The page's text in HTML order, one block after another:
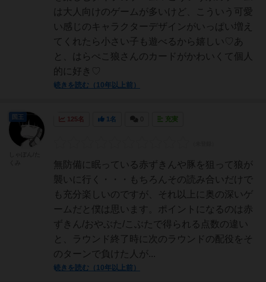
は大人向けのゲームが多いけど、こういう可愛
い感じのキャラクターデザインがいっぱい増え
てくれたら小さい子も遊べるから嬉しい♡あ
と、はらぺこ狼さんのカードがかわいくて個人
的に好き♡
続きを読む（10年以上前）
125名 1名 充実
無防備に眠っている赤ずきんや豚を狙って狼が
襲いに行く・・・もちろんその読み合いだけで
も充分楽しいのですが、それ以上に奥の深いゲ
ームだと僕は思います。ポイントになるのは赤
ずきん/おやぶた/こぶたで得られる点数の違い
と、ラウンド終了時に次のラウンドの配役をそ
のターンで負けた人が...
続きを読む（10年以上前）
国王